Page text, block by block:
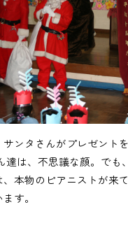
ンタさんがプレゼント
達は、不思議な顔。でも
、本物のピアニストが来
す。